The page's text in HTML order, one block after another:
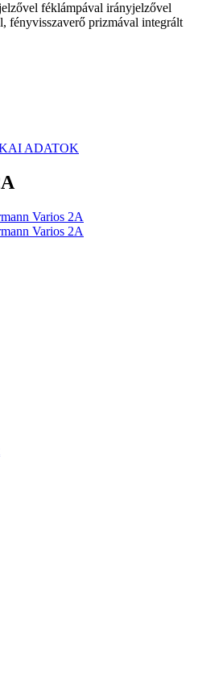
féklámpával irányjelzővel
fényvisszaverő prizmával integrált
ADATOK